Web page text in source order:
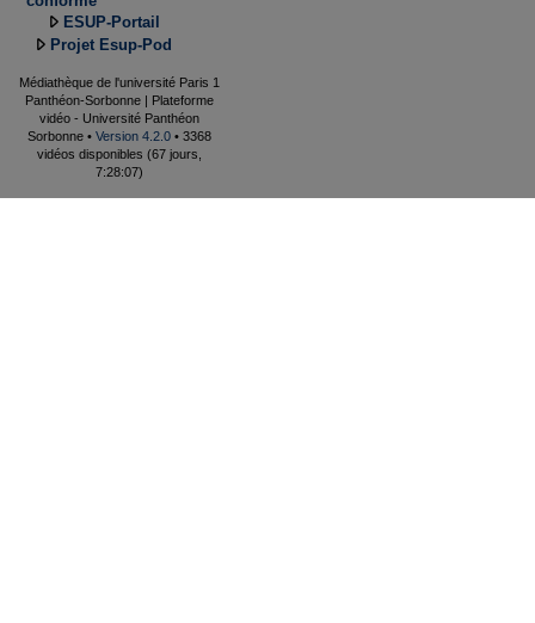
ESUP-Portail
Projet Esup-Pod
Médiathèque de l'université Paris 1
Panthéon-Sorbonne | Plateforme
vidéo - Université Panthéon
Sorbonne • Version 4.2.0 • 3368
vidéos disponibles (67 jours,
7:28:07)